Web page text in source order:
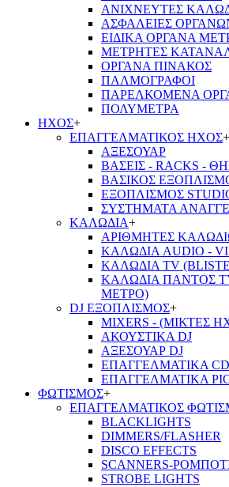
ΑΝΙΧΝΕΥΤΕΣ
ΑΣΦΑΛΕΙΕΣ
ΕΙΔΙΚΑ ΟΡΓΑΝΑ
ΜΕΤΡΗΤΕΣ
ΟΡΓΑΝΑ ΠΙΝΑΚΟΣ
ΠΑΛΜΟΓΡΑΦΟΙ
ΠΑΡΕΛΚΟΜΕΝΑ
ΠΟΛΥΜΕΤΡΑ
ΗΧΟΣ+
ΕΠΑΓΓΕΛΜΑΤΙΚΟΣ ΗΧΟΣ+
ΑΞΕΣΟΥΑΡ
ΒΑΣΕΙΣ - RACKS -
ΒΑΣΙΚΟΣ
ΕΞΟΠΛΙΣΜΟΣ
ΣΥΣΤΗΜΑΤΑ
ΚΑΛΩΔΙΑ+
ΑΡΙΘΜΗΤΕΣ
ΚΑΛΩΔΙΑ AUDIO -
ΚΑΛΩΔΙΑ TV
ΚΑΛΩΔΙΑ ΠΑΝΤΟΣ
ΜΕΤΡΟ)
DJ ΕΞΟΠΛΙΣΜΟΣ+
MIXERS - (ΜΙΚΤΕΣ
ΑΚΟΥΣΤΙΚΑ DJ
ΑΞΕΣΟΥΑΡ DJ
ΕΠΑΓΓΕΛΜΑΤΙΚΑ CD
ΕΠΑΓΓΕΛΜΑΤΙΚΑ
ΦΩΤΙΣΜΟΣ+
ΕΠΑΓΓΕΛΜΑΤΙΚΟΣ
BLACKLIGHTS
DIMMERS/FLASHER
DISCO EFFECTS
SCANNERS-
STROBE LIGHTS